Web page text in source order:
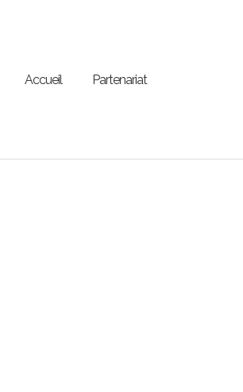
Accueil Partenariat